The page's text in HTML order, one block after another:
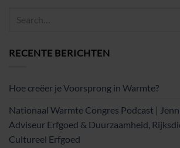
RECENTE BERICHTEN
Hoe creëer je Voorsprong in Warmte?
Nationaal Warmte Congres Podcast |
Adviseur Erfgoed & Duurzaamheid,
Cultureel Erfgoed